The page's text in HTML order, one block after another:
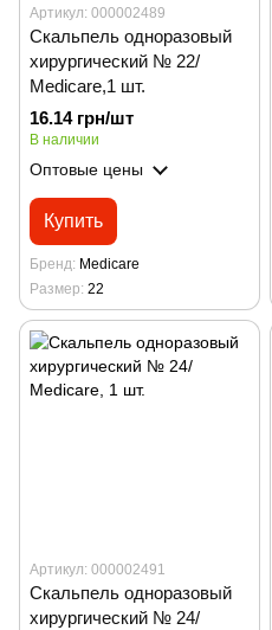
Артикул: 000002489
Скальпель одноразовый
хирургический № 22/
Medicare,1 шт.
16.14 грн/шт
В наличии
Оптовые цены
Купить
Бренд Medicare
Размер 22
Артикул: 000002491
Скальпель одноразовый
хирургический № 24/